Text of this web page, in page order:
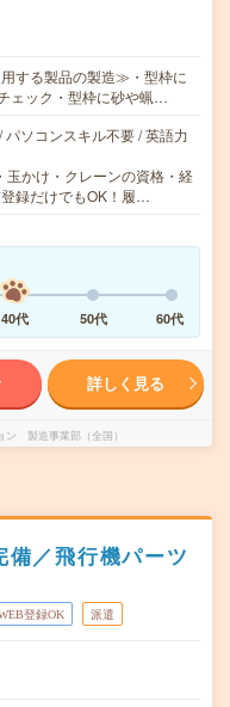
する製品の製造≫・型枠に
ェック・型枠に砂や蝋…
ソコンスキル不要 / 英語力
かけ・クレーンの資格・経
録だけでもOK！履…
40代 50代 60代
詳しく見る
ン 製造事業部（全国）
／飛行機パーツ
登録OK 派遣